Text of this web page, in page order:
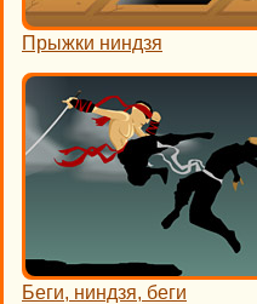
Прыжки ниндзя
Беги, ниндзя, беги